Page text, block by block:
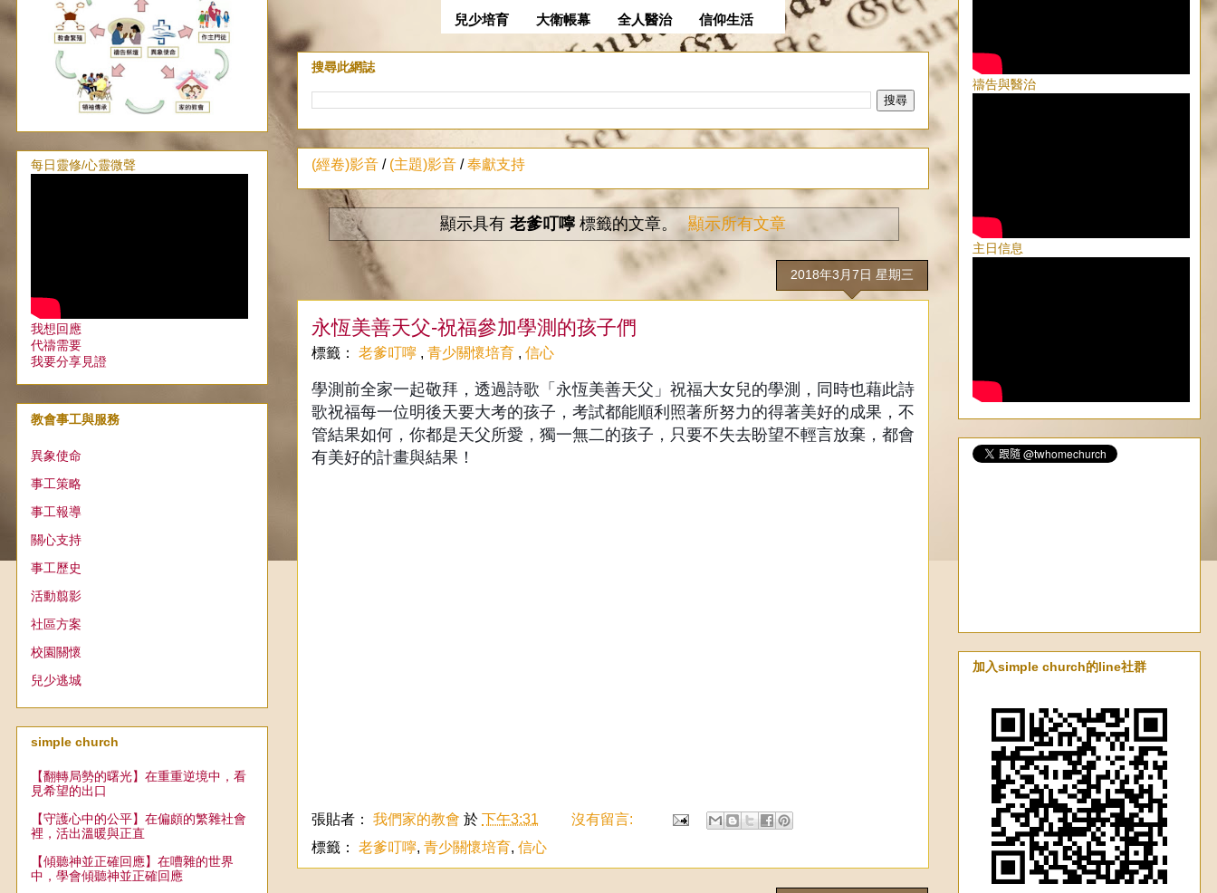
兒少培育 大衛帳幕 全人醫治 信仰生活
搜尋此網誌
(經卷)影音 / (主題)影音 /奉獻支持
顯示具有 老爹叮嚀標籤的文章。 顯示所有文章
2018年3月7日 星期三
永恆美善天父-祝福參加學測的孩子們
標籤： 老爹叮嚀 , 青少關懷培育 , 信心
學測前全家一起敬拜，透過詩歌「永恆美善天父」祝福大女兒的學測，同時也藉此詩
歌祝福每一位明後天要大考的孩子，考試都能順利照著所努力的得著美好的成果，不
管結果如何，你都是天父所愛，獨一無二的孩子，只要不失去盼望不輕言放棄，都會
有美好的計畫與結果！
張貼者： 我們家的教會 於 下午3:31
沒有留言:
標籤： 老爹叮嚀, 青少關懷培育, 信心
每日靈修/心靈微聲
我想回應
代禱需要
我要分享見證
教會事工與服務
異象使命
事工策略
事工報導
關心支持
事工歷史
活動翦影
社區方案
校園關懷
兒少逃城
simple church
【翻轉局勢的曙光】在重重逆境中，看
見希望的出口
【守護心中的公平】在偏頗的繁雜社會
裡，活出溫暖與正直
【傾聽神並正確回應】在嘈雜的世界
中，學會傾聽神並正確回應
禱告與醫治
主日信息
加入simple church的line社群